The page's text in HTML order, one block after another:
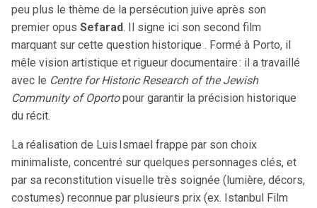
peu plus le thème de la persécution juive après son
premier opus Sefarad. Il signe ici son second film
marquant sur cette question historique . Formé à Porto, il
mêle vision artistique et rigueur documentaire : il a travaillé
avec le Centre for Historic Research of the Jewish
Community of Oportopour garantir la précision historique
du récit.
La réalisation de Luis Ismael frappe par son choix
minimaliste, concentré sur quelques personnages clés, et
par sa reconstitution visuelle très soignée (lumière, décors,
costumes) reconnue par plusieurs prix (ex. Istanbul Film